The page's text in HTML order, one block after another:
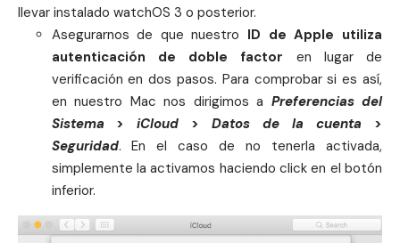
llevar instalado watchOS 3 o posterior.
Asegurarnos de que nuestro ID de Apple utiliza
autenticación de doble factor en lugar de
verificación en dos pasos. Para comprobar si es así,
en nuestro Mac nos dirigimos a Preferencias del
Sistema >iCloud >Datos de la cuenta >
Seguridad. En el caso de no tenerla activada,
simplemente la activamos haciendo click en el botón
inferior.